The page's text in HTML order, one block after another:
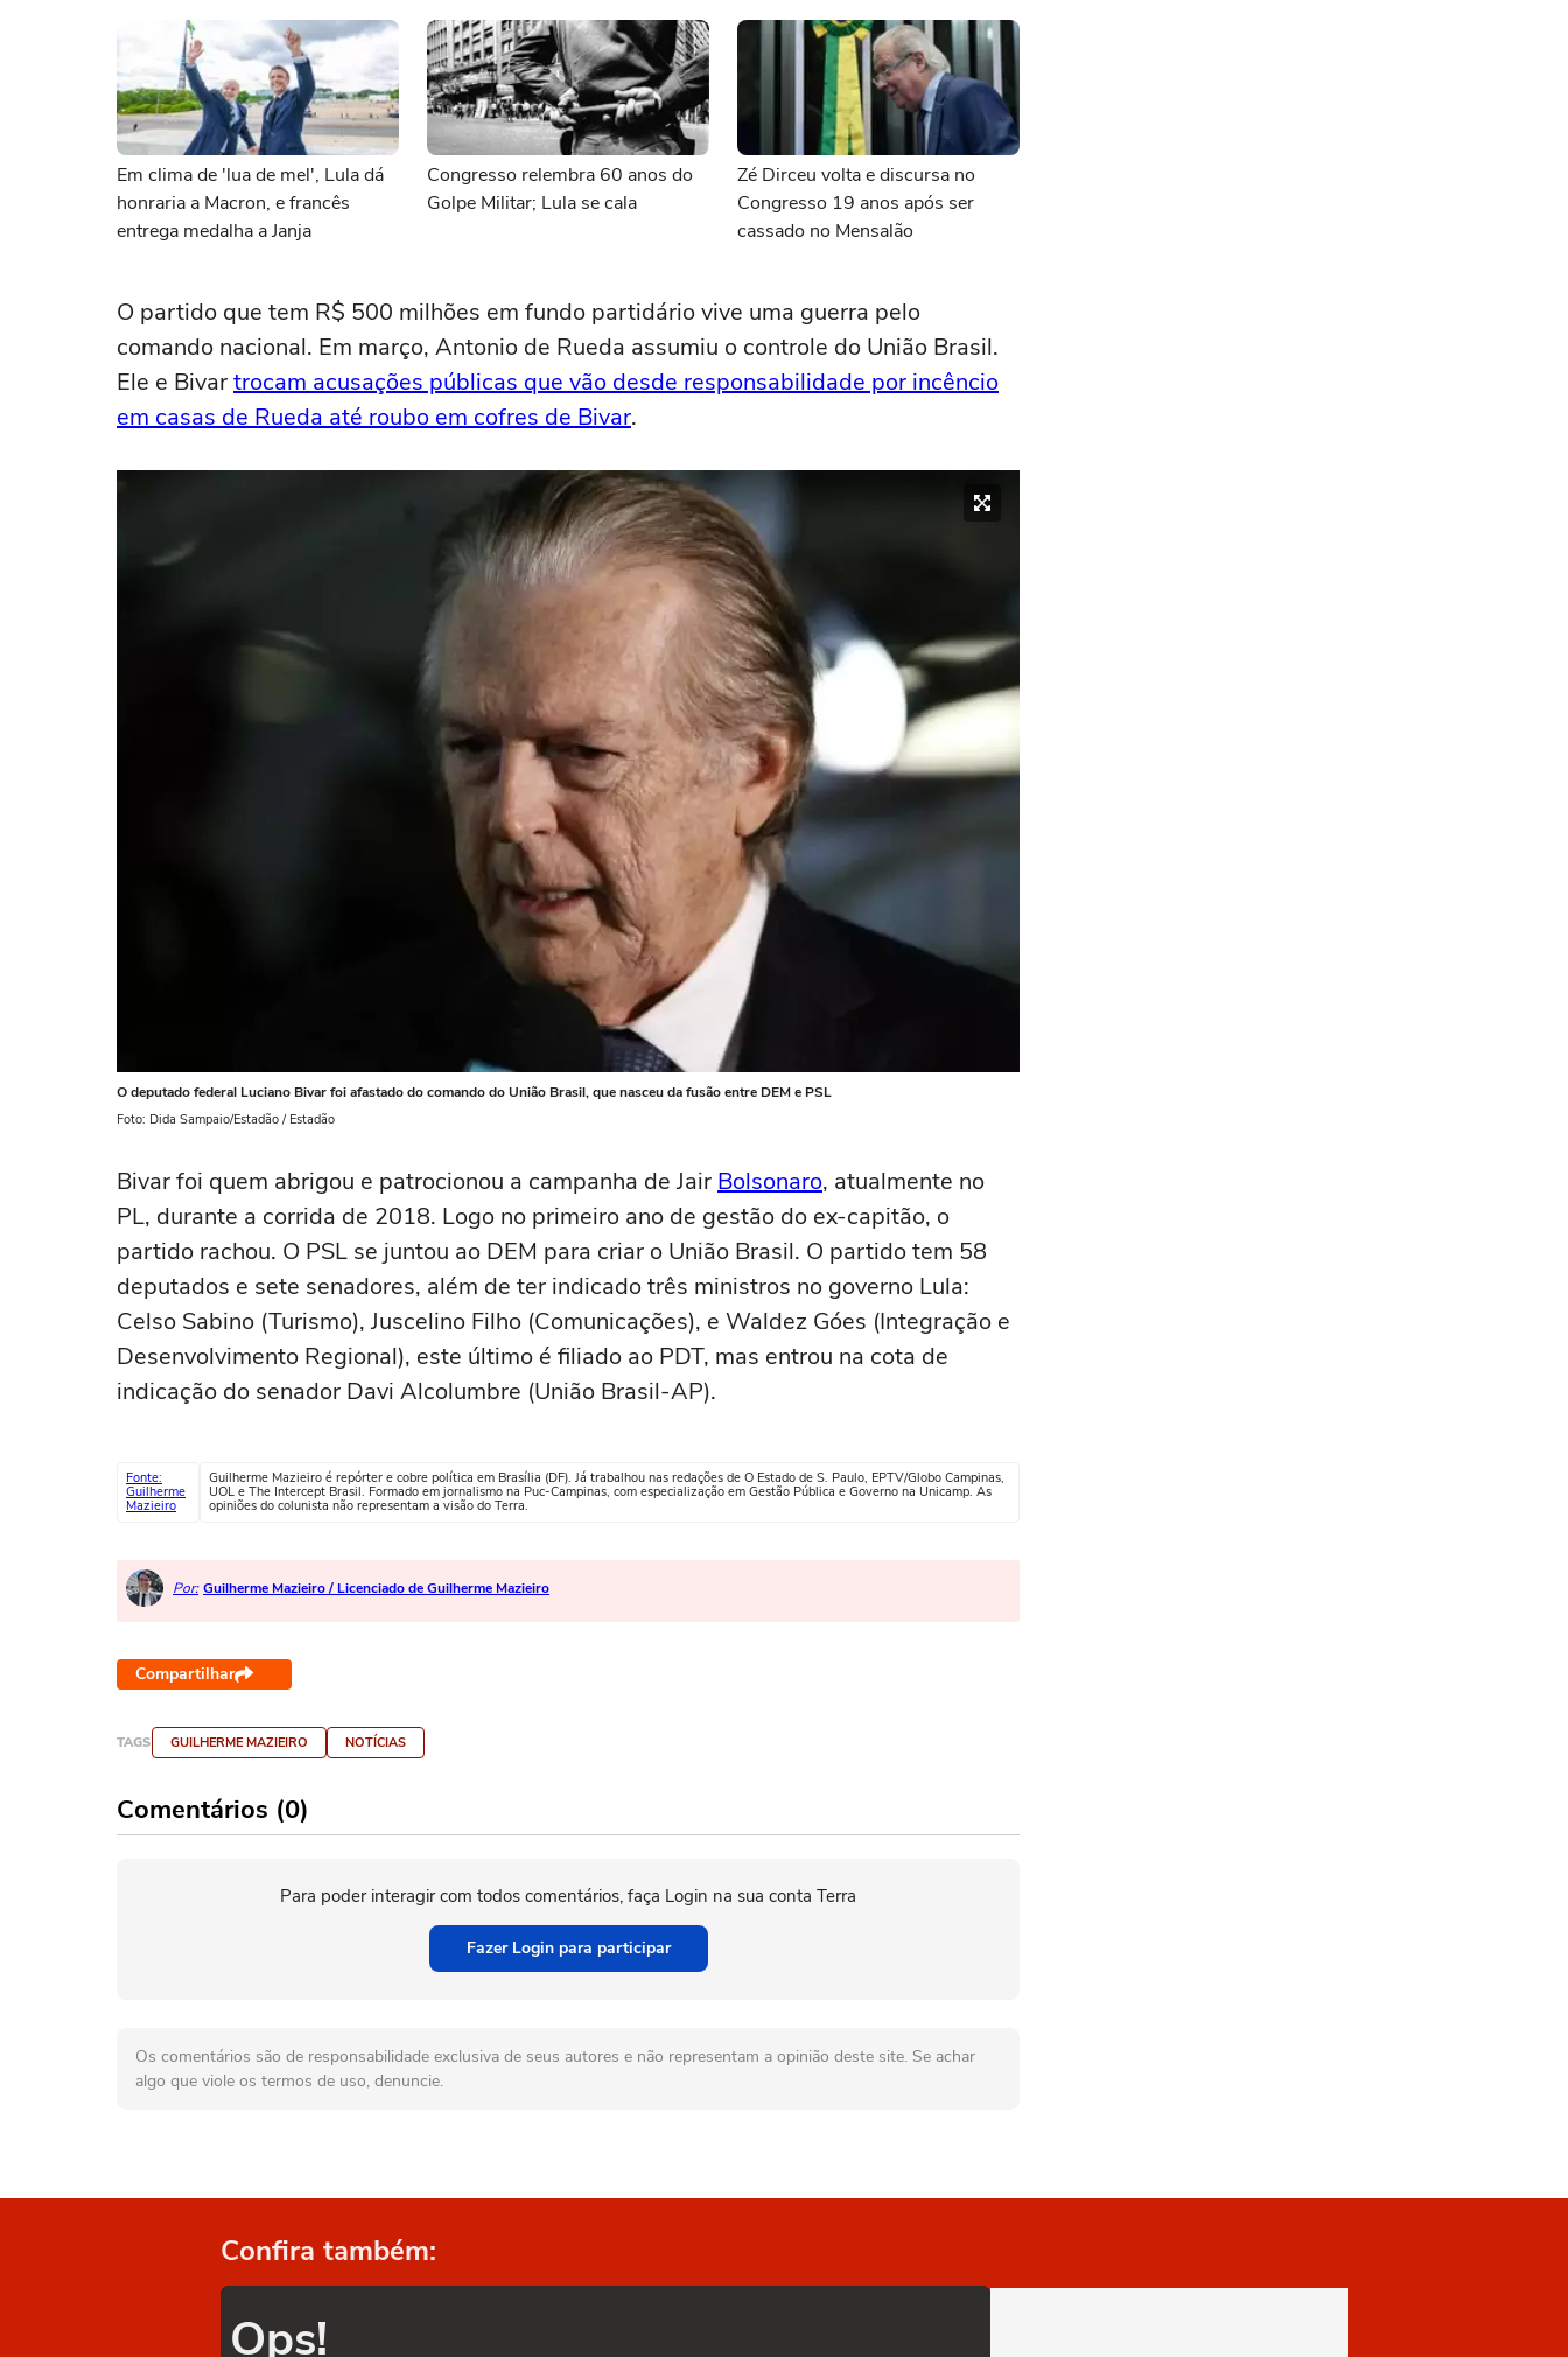
Em clima de 'lua de mel', Lula dá
honraria a Macron, e francês
entrega medalha a Janja
Congresso relembra 60 anos do
Golpe Militar; Lula se cala
Zé Dirceu volta e discursa no
Congresso 19 anos após ser
cassado no Mensalão
O partido que tem R$ 500 milhões em fundo partidário vive uma guerra pelo
comando nacional. Em março, Antonio de Rueda assumiu o controle do União Brasil.
Ele e Bivartrocam acusações públicas que vão desde responsabilidade por incêncio
em casas de Rueda até roubo em cofres de Bivar.
O deputado federal Luciano Bivar foi afastado do comando do União Brasil, que nasceu da fusão entre DEM e PSL
Foto: Dida Sampaio/Estadão / Estadão
Bivar foi quem abrigou e patrocionou a campanha de Jair Bolsonaro, atualmente no
PL, durante a corrida de 2018. Logo no primeiro ano de gestão do ex-capitão, o
partido rachou. O PSL se juntou ao DEM para criar o União Brasil. O partido tem 58
deputados e sete senadores, além de ter indicado três ministros no governo Lula:
Celso Sabino (Turismo), Juscelino Filho (Comunicações), e Waldez Góes (Integração e
Desenvolvimento Regional), este último é filiado ao PDT, mas entrou na cota de
indicação do senador Davi Alcolumbre (União Brasil-AP).
Fonte:
Guilherme
Mazieiro
Guilherme Mazieiro é repórter e cobre política em Brasília (DF). Já trabalhou nas redações de O Estado de S. Paulo, EPTV/Globo Campinas,
UOL e The Intercept Brasil. Formado em jornalismo na Puc-Campinas, com especialização em Gestão Pública e Governo na Unicamp. As
opiniões do colunista não representam a visão do Terra.
Por: Guilherme Mazieiro / Licenciado de Guilherme Mazieiro
Compartilhar
TAGS GUILHERME MAZIEIRO NOTÍCIAS
Comentários (0)
Para poder interagir com todos comentários, faça Login na sua conta Terra
Fazer Login para participar
Os comentários são de responsabilidade exclusiva de seus autores e não representam a opinião deste site. Se achar
algo que viole os termos de uso, denuncie.
Confira também:
Ops!